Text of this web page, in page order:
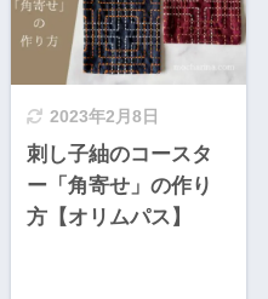
2023年2月8日
刺し子紬のコースタ
ー「角寄せ」の作り
方【オリムパス】